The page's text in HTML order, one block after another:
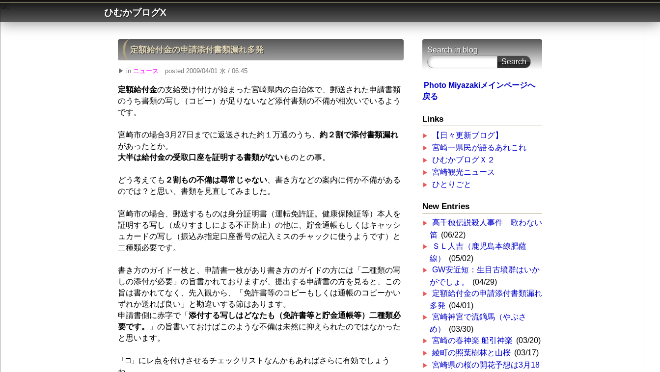
ひむかブログX
定額給付金の申請添付書類漏れ多発
▶ in ニュース posted 2009/04/01 水 / 06:45
定額給付金の支給受け付けが始まった宮崎県内の自治体で、郵送された申請書類
のうち書類の写し（コピー）が足りないなど添付書類の不備が相次いでいるよう
です。
宮崎市の場合3月27日までに返送された約１万通のうち、 約２割で添付書類漏れ
があったとか。
大半は給付金の受取口座を証明する書類がないものとの事。
どう考えても ２割もの不備は尋常じゃない、書き方などの案内に何か不備がある
のでは？と思い、書類を見直してみました。
宮崎市の場合、郵送するものは身分証明書（運転免許証。健康保険証等）本人を
証明する写し（成りすましによる不正防止）の他に、貯金通帳もしくはキャッシ
ュカードの写し（振込み指定口座番号の記入ミスのチャックに使うようです）と
二種類必要です。
書き方のガイド一枚と、申請書一枚があり書き方のガイドの方には「二種類の写
しの添付が必要」の旨書かれておりますが、提出する申請書の方を見ると、この
旨は書かれてなく、先入観から、「免許書等のコピーもしくは通帳のコピーかい
ずれか送れば良い」と勘違いする節はあります。
申請書側に赤字で「 添付する写しはどなたも（免許書等と貯金通帳等）二種類必
要です。
」の旨書いておけばこのような不備は未然に抑えられたのではなかった
と思います。
「□」にレ点を付けさせるチェックリストなんかもあればさらに有効でしょう
Search in blog
Photo Miyazakiメインページへ
戻る
Links
【日々更新ブログ】
宮崎一県民が語るあれこれ
ひむかブログＸ２
宮崎観光ニュース
ひとりごと
New Entries
高千穂伝説殺人事件 歌わない
笛 (06/22)
ＳＬ人吉（鹿児島本線肥薩
線）
(05/02)
GW安近短：生目古墳群はいか
がでしょ。
(04/29)
定額給付金の申請添付書類漏れ
多発 (04/01)
宮崎神宮で流鏑馬（やぶさ
め）
(03/30)
宮崎の春神楽 船引神楽 (03/20)
綾町の照葉樹林と山桜 (03/17)
宮崎県の桜の開花予想は3月18